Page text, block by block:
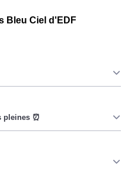
Bleu Ciel d'EDF
en à Ménétrol ou ailleurs.